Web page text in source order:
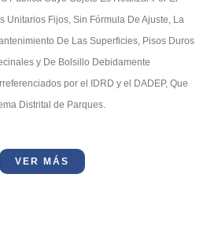
Unitarios Fijos, Sin Fórmula De Ajuste, La
De Las Superficies, Pisos Duros
y De Bolsillo Debidamente
por el IDRD y el DADEP, Que
Distrital de Parques.
VER MÁS